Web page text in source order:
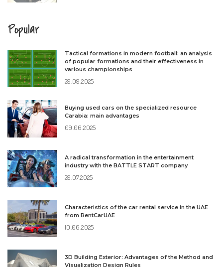
Popular
Tactical formations in modern football: an analysis
of popular formations and their effectiveness in
various championships
29.09.2025
Buying used cars on the specialized resource
Carabia: main advantages
09.06.2025
A radical transformation in the entertainment
industry with the BATTLE START company
29.07.2025
Characteristics of the car rental service in the UAE
from RentCarUAE
10.06.2025
3D Building Exterior: Advantages of the Method and
Visualization Design Rules